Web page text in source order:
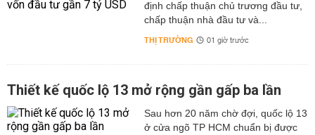
định chấp thuận chủ trương đầu tư,
chấp thuận nhà đầu tư và...
THỊ TRƯỜNG 01 giờ trước
Thiết kế quốc lộ 13 mở rộng gần gấp ba lần
Sau hơn 20 năm chờ đợi, quốc lộ 13
ở cửa ngõ TP HCM chuẩn bị được